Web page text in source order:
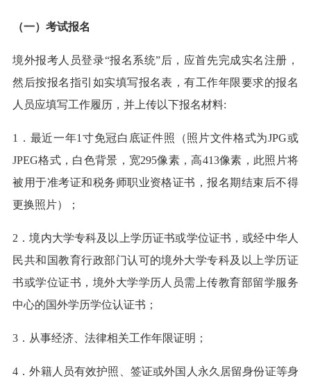
（一）考试报名
境外报考人员登录“报名系统”后，应首先完成实名注册，
然后按报名指引如实填写报名表，有工作年限要求的报名
人员应填写工作履历，并上传以下报名材料:
1．最近一年1寸免冠白底证件照（照片文件格式为JPG或
JPEG格式，白色背景，宽295像素，高413像素，此照片将
被用于准考证和税务师职业资格证书，报名期结束后不得
更换照片）；
2．境内大学专科及以上学历证书或学位证书，或经中华人
民共和国教育行政部门认可的境外大学专科及以上学历证
书或学位证书，境外大学学历人员需上传教育部留学服务
中心的国外学历学位认证书；
3．从事经济、法律相关工作年限证明；
4．外籍人员有效护照、签证或外国人永久居留身份证等身